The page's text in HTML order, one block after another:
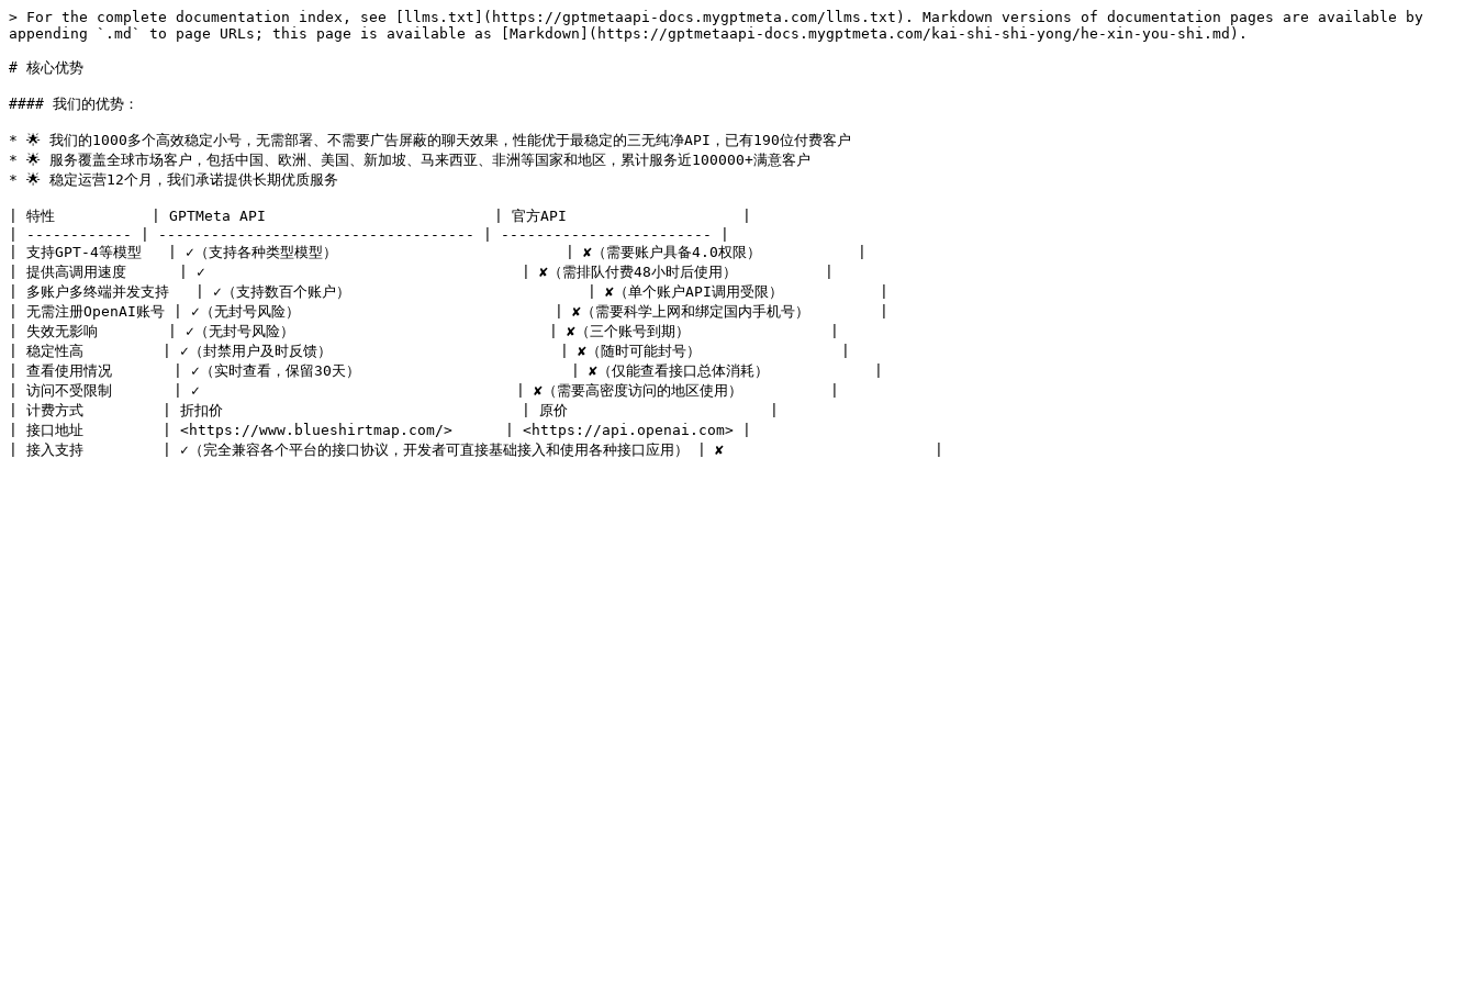
> For the complete documentation index, see [llms.txt](https://gptmetaapi-docs.mygptmeta.com/llms.txt). Markdown versions of documentation pages are available by
appending `.md` to page URLs; this page is available as [Markdown](https://gptmetaapi-docs.mygptmeta.com/kai-shi-shi-yong/he-xin-you-shi.md).
# 核心优势
#### 我们的优势：
* 🌟 我们的1000多个高效稳定小号，无需部署、不需要广告屏蔽的聊天效果，性能优于最稳定的三无纯净API，已有190位付费客户
* 🌟 服务覆盖全球市场客户，包括中国、欧洲、美国、新加坡、马来西亚、非洲等国家和地区，累计服务近100000+满意客户
* 🌟 稳定运营12个月，我们承诺提供长期优质服务
| 特性           | GPTMeta API                          | 官方API                    |
| ------------ | ------------------------------------ | ------------------------ |
| 支持GPT-4等模型   | ✓（支持各种类型模型）                          | ✘（需要账户具备4.0权限）           |
| 提供高调用速度      | ✓                                    | ✘（需排队付费48小时后使用）          |
| 多账户多终端并发支持   | ✓（支持数百个账户）                           | ✘（单个账户API调用受限）           |
| 无需注册OpenAI账号 | ✓（无封号风险）                             | ✘（需要科学上网和绑定国内手机号）        |
| 失效无影响        | ✓（无封号风险）                             | ✘（三个账号到期）                |
| 稳定性高         | ✓（封禁用户及时反馈）                          | ✘（随时可能封号）                |
| 查看使用情况       | ✓（实时查看，保留30天）                        | ✘（仅能查看接口总体消耗）            |
| 访问不受限制       | ✓                                    | ✘（需要高密度访问的地区使用）          |
| 计费方式         | 折扣价                                  | 原价                       |
| 接口地址         | <https://www.blueshirtmap.com/>      | <https://api.openai.com> |